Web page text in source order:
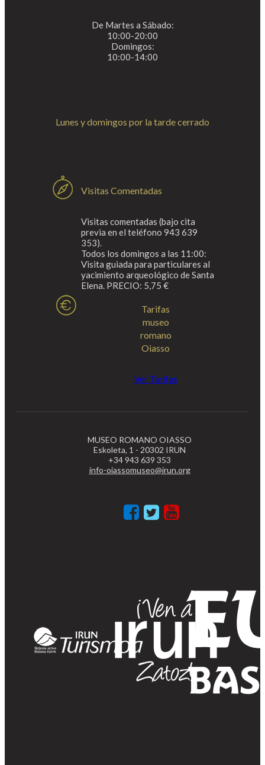
De Martes a Sábado:
10:00-20:00
Domingos:
10:00-14:00
Lunes y domingos por la tarde cerrado
Visitas Comentadas
Visitas comentadas (bajo cita
previa en el teléfono 943 639
353).
Todos los domingos a las 11:00:
Visita guiada para particulares al
yacimiento arqueológico de Santa
Elena. PRECIO: 5,75 €
Tarifas
museo
romano
Oiasso
Ver Tarifas
MUSEO ROMANO OIASSO
Eskoleta, 1 - 20302 IRUN
+34 943 639 353
info-oiassomuseo@irun.org